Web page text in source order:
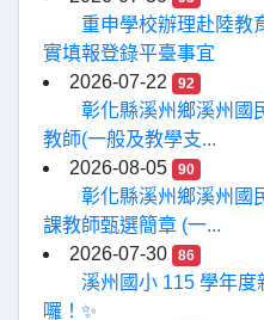
重申學校辦理赴陸教
實填報登錄平臺事宜
2026-07-22
92
彰化縣溪州鄉溪州國
教師(一般及教學支...
2026-08-05
90
彰化縣溪州鄉溪州國
課教師甄選簡章 (一...
2026-07-30
86
溪州國小 115 學年度
囉！✨